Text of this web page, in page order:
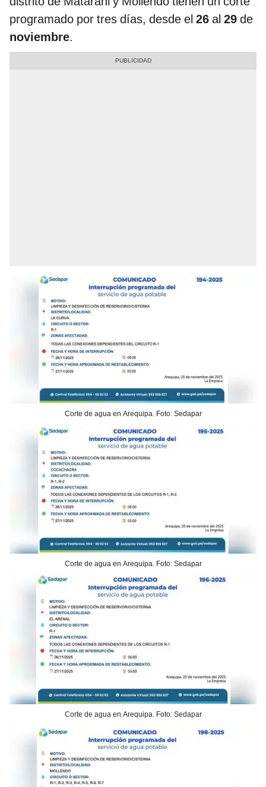
programado por tres días, desde el 26 al 29 de
noviembre.
Corte de agua en Arequipa. Foto: Sedapar
Corte de agua en Arequipa. Foto: Sedapar
Corte de agua en Arequipa. Foto: Sedapar